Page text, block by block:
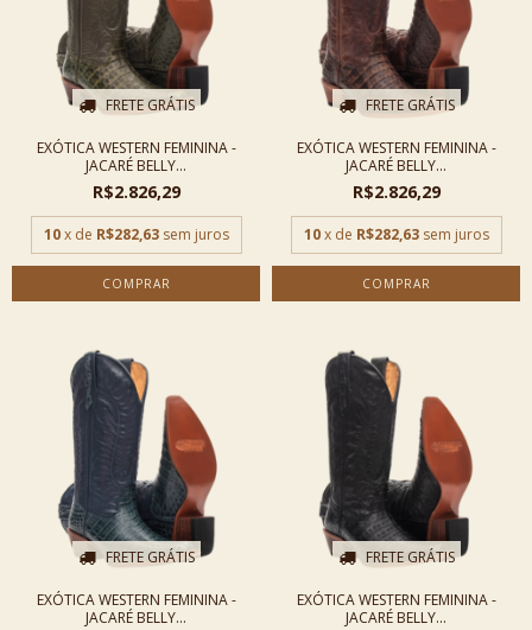
FRETE GRÁTIS
EXÓTICA WESTERN FEMININA -
JACARÉ BELLY...
R$2.826,29
10 x de R$282,63 sem juros
COMPRAR
FRETE GRÁTIS
EXÓTICA WESTERN FEMININA -
JACARÉ BELLY...
R$2.826,29
10 x de R$282,63 sem juros
COMPRAR
FRETE GRÁTIS
EXÓTICA WESTERN FEMININA -
JACARÉ BELLY...
FRETE GRÁTIS
EXÓTICA WESTERN FEMININA -
JACARÉ BELLY...